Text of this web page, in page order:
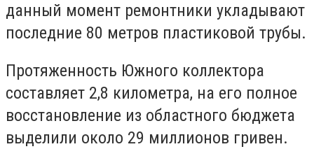
данный момент ремонтники укладывают
последние 80 метров пластиковой трубы.
Протяженность Южного коллектора
составляет 2,8 километра, на его полное
восстановление из областного бюджета
выделили около 29 миллионов гривен.